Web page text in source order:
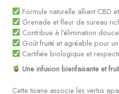
Formule naturelle alliant CBD
Grenade et fleur de sureau
Contribue à l’élimination
Goût fruité et agréable pour
Certifiée biologique et
Une infusion bienfaisante et
Cette tisane associe les vertus